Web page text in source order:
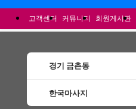
고객센터 커뮤니티 회원게시판
경기 금촌동
한국마사지